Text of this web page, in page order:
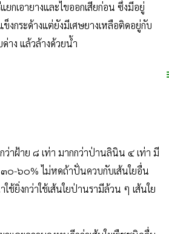
ยกเอายางและไขออกเสียก่อน ซึ่งมีอยู่
งกระด้างแต่ยังมีเศษยางเหลือติดอยู่กับ
าง แล้วล้างด้วยน้ำ
าฝ้าย ๘ เท่า มากกว่าป่านลินิน ๔ เท่า มี
๐-๖๐% ไม่หดถ้าปั่นควบกับเส้นใยอื่น
ยิ่งกว่าใช้เส้นใยป่านรามีล้วน ๆ เส้นใย